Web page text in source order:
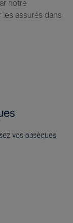
notre
assurés dans
vos obsèques